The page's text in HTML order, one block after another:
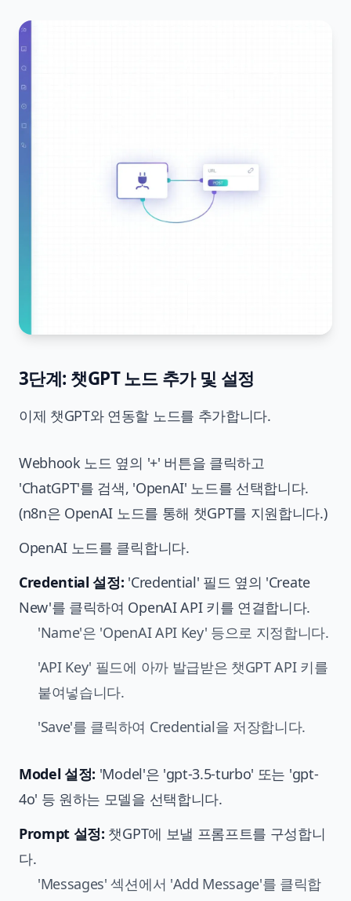
3단계: 챗GPT 노드 추가 및 설정
이제 챗GPT와 연동할 노드를 추가합니다.
Webhook 노드 옆의 '+' 버튼을 클릭하고
'ChatGPT'를 검색, 'OpenAI' 노드를 선택합니다.
(n8n은 OpenAI 노드를 통해 챗GPT를 지원합니다.)
OpenAI 노드를 클릭합니다.
Credential 설정: 'Credential' 필드 옆의 'Create
New'를 클릭하여 OpenAI API 키를 연결합니다.
'Name'은 'OpenAI API Key' 등으로 지정합니다.
'API Key' 필드에 아까 발급받은 챗GPT API 키를
붙여넣습니다.
'Save'를 클릭하여 Credential을 저장합니다.
Model 설정: 'Model'은 'gpt-3.5-turbo' 또는 'gpt-
4o' 등 원하는 모델을 선택합니다.
Prompt 설정: 챗GPT에 보낼 프롬프트를 구성합니
다.
'Messages' 섹션에서 'Add Message'를 클릭합